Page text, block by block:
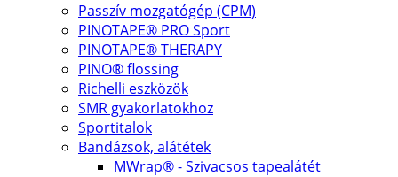
Passzív mozgatógép (CPM)
PINOTAPE® PRO Sport
PINOTAPE® THERAPY
PINO® flossing
Richelli eszközök
SMR gyakorlatokhoz
Sportitalok
Bandázsok, alátétek
MWrap® - Szivacsos tapealátét